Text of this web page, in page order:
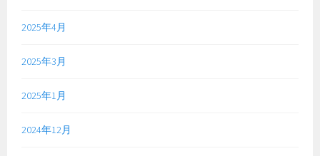
2025年4月
2025年3月
2025年1月
2024年12月